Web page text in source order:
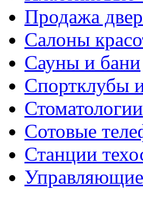
Продажа
Салоны
Сауны и бани
Спортклубы
Стоматологии
Сотовые
Станции